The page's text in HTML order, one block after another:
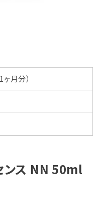
月分）
ンス NN 50ml